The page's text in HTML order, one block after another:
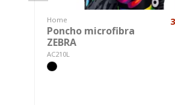
Home
Poncho microfibra
ZEBRA
AC210L